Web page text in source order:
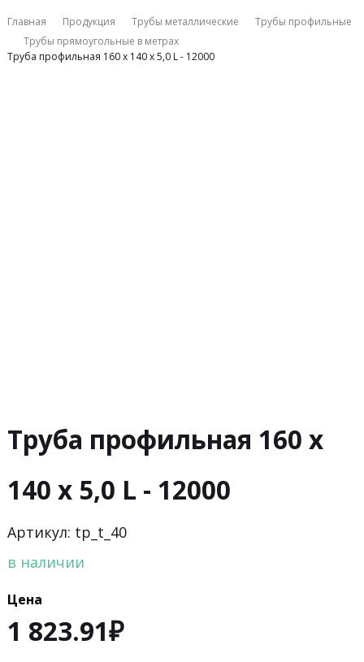
Главная Продукция Трубы металлические
Трубы профильные
Трубы прямоугольные в метрах
Труба профильная 160 х 140 х 5,0 L - 12000
Труба профильная 160 х
140 х 5,0 L - 12000
Артикул: tp_t_40
в наличии
Цена
1 823.91₽